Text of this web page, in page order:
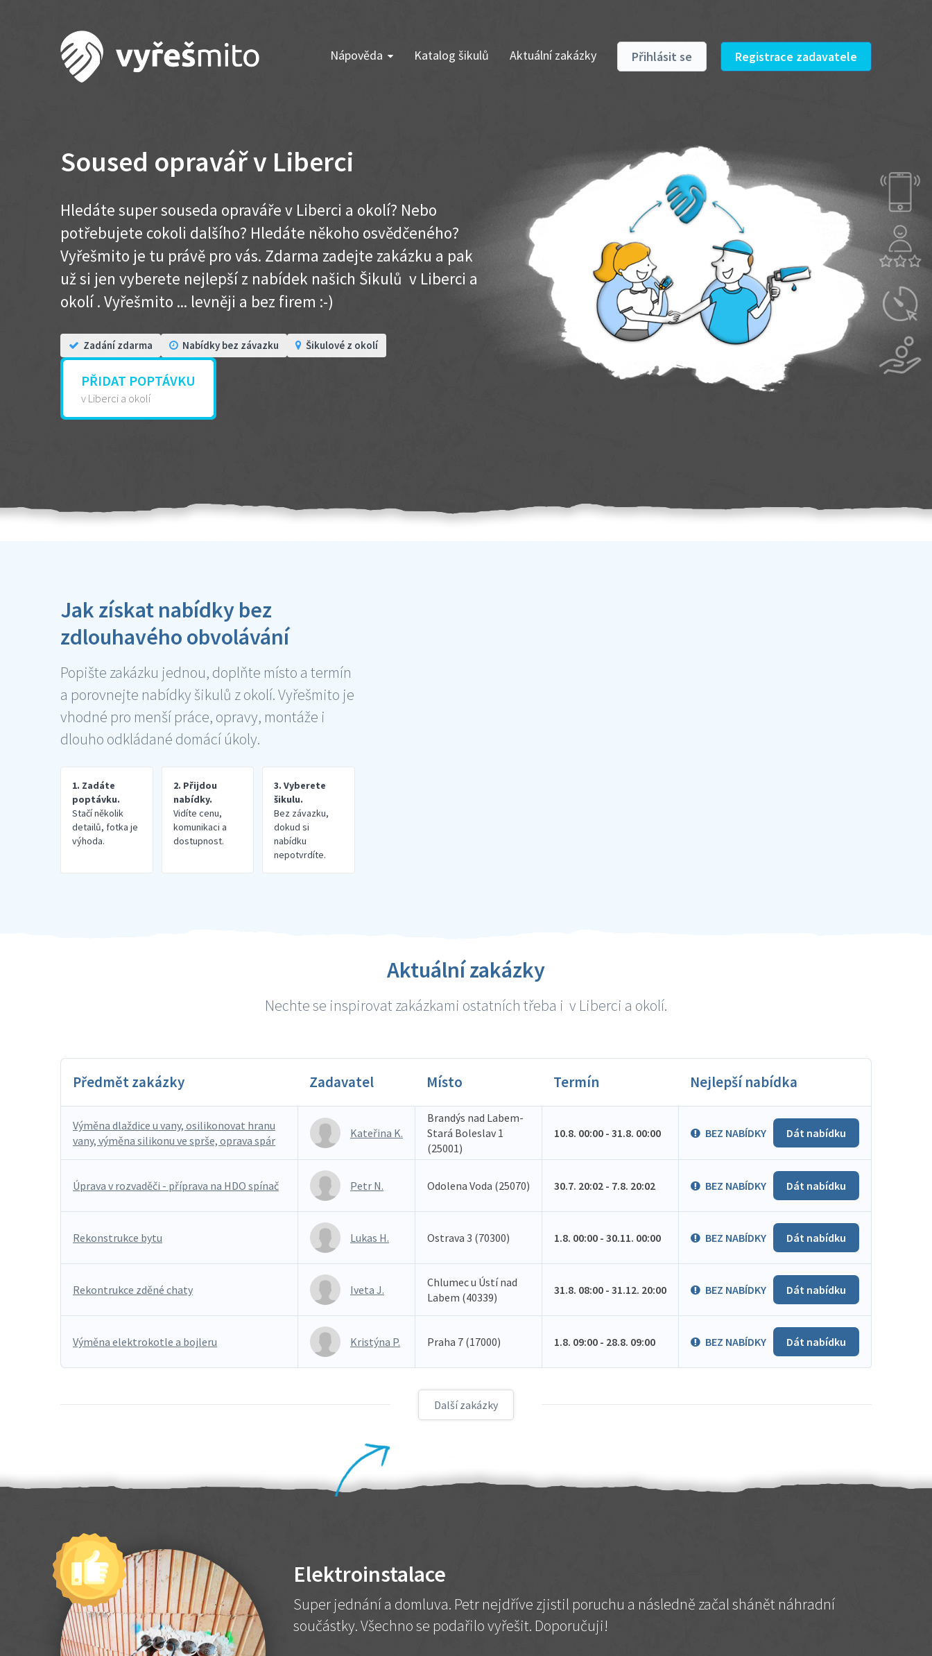
Nápověda Katalog šikulů Aktuální zakázky Přihlásit se Registrace zadavatele
Soused opravář v Liberci
Hledáte super souseda opraváře v Liberci a okolí? Nebo
potřebujete cokoli dalšího? Hledáte někoho osvědčeného?
Vyřešmito je tu právě pro vás. Zdarma zadejte zakázku a pak
už si jen vyberete nejlepší z nabídek našich Šikulů v Liberci a
okolí . Vyřešmito ... levněji a bez firem :-)
Zadání zdarma Nabídky bez závazku Šikulové z okolí
PŘIDAT POPTÁVKU
v Liberci a okolí
Jak získat nabídky bez
zdlouhavého obvolávání
Popište zakázku jednou, doplňte místo a termín
a porovnejte nabídky šikulů z okolí. Vyřešmito je
vhodné pro menší práce, opravy, montáže i
dlouho odkládané domácí úkoly.
1. Zadáte
poptávku.
Stačí několik
detailů, fotka je
výhoda.
2. Přijdou
nabídky.
Vidíte cenu,
komunikaci a
dostupnost.
3. Vyberete
šikulu.
Bez závazku,
dokud si
nabídku
nepotvrdíte.
Aktuální zakázky
Nechte se inspirovat zakázkami ostatních třeba i v Liberci a okolí.
Předmět zakázky Zadavatel Místo Termín Nejlepší nabídka
Výměna dlaždice u vany, osilikonovat hranu
vany, výměna silikonu ve sprše, oprava spár
Kateřina K.
Brandýs nad Labem-
Stará Boleslav 1
(25001)
10.8. 00:00 - 31.8. 00:00 BEZ NABÍDKY Dát nabídku
Úprava v rozvaděči - příprava na HDO spínač Petr N. Odolena Voda (25070) 30.7. 20:02 - 7.8. 20:02 BEZ NABÍDKY Dát nabídku
Rekonstrukce bytu Lukas H. Ostrava 3 (70300) 1.8. 00:00 - 30.11. 00:00 BEZ NABÍDKY Dát nabídku
Rekontrukce zděné chaty Iveta J.
Chlumec u Ústí nad
Labem (40339)
31.8. 08:00 - 31.12. 20:00 BEZ NABÍDKY Dát nabídku
Výměna elektrokotle a bojleru Kristýna P. Praha 7 (17000) 1.8. 09:00 - 28.8. 09:00 BEZ NABÍDKY Dát nabídku
Další zakázky
Elektroinstalace
Super jednání a domluva. Petr nejdříve zjistil poruchu a následně začal shánět náhradní
součástky. Všechno se podařilo vyřešit. Doporučuji!